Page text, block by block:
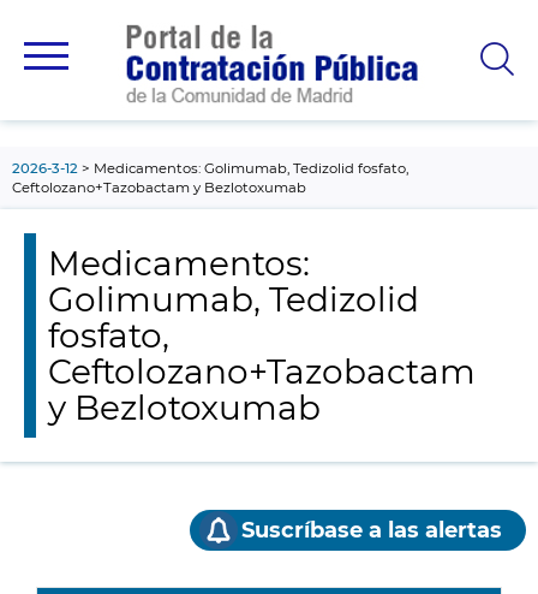
principal
2026-3-12
Medicamentos: Golimumab, Tedizolid fosfato,
Ceftolozano+Tazobactam y Bezlotoxumab
Medicamentos:
Golimumab, Tedizolid
fosfato,
Ceftolozano+Tazobactam
y Bezlotoxumab
Suscríbase a las alertas